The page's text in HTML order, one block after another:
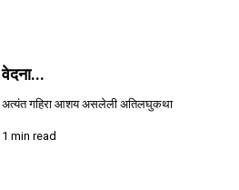
वेदना...
अत्यंत गहिरा आशय असलेली अतिलघुकथा
1 min read